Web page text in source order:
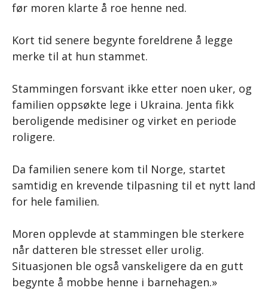
før moren klarte å roe henne ned.
Kort tid senere begynte foreldrene å legge
merke til at hun stammet.
Stammingen forsvant ikke etter noen uker, og
familien oppsøkte lege i Ukraina. Jenta fikk
beroligende medisiner og virket en periode
roligere.
Da familien senere kom til Norge, startet
samtidig en krevende tilpasning til et nytt land
for hele familien.
Moren opplevde at stammingen ble sterkere
når datteren ble stresset eller urolig.
Situasjonen ble også vanskeligere da en gutt
begynte å mobbe henne i barnehagen.»